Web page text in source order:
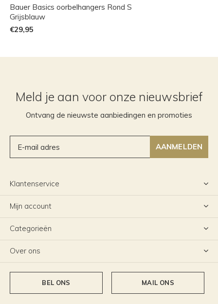
Bauer Basics oorbelhangers Rond S
Grijsblauw
€29,95
Meld je aan voor onze nieuwsbrief
Ontvang de nieuwste aanbiedingen en promoties
AANMELDEN
Klantenservice
Mijn account
Categorieën
Over ons
BEL ONS MAIL ONS